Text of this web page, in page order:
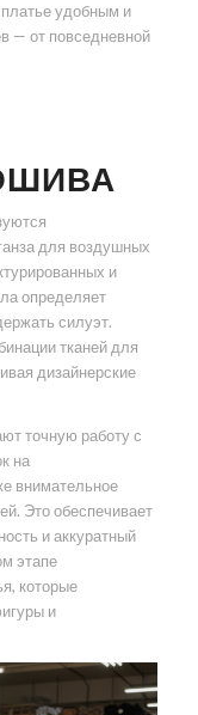
удобным и
— от повседневной
для воздушных
и
определяет
силуэт.
тканей для
дизайнерские
точную работу с
на
внимательное
Это обеспечивает
и аккуратный
этапе
которые
и